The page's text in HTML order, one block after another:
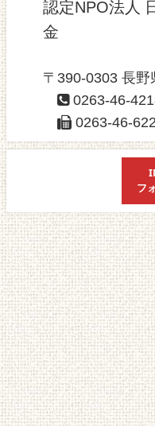
認定NPO法人
金
〒390-0303 長
0263-46-
0263-46-
フ